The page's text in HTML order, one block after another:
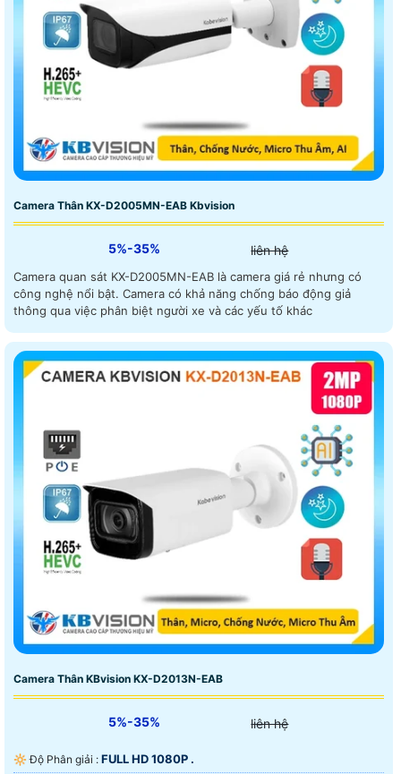
Camera Thân KX-D2005MN-EAB Kbvision
5%-35% liên hệ
Camera quan sát KX-D2005MN-EAB là camera giá rẻ nhưng có
công nghệ nổi bật. Camera có khả năng chống báo động giả
thông qua việc phân biệt người xe và các yếu tố khác
Camera Thân KBvision KX-D2013N-EAB
5%-35% liên hệ
🔆 Độ Phân giải : FULL HD 1080P .